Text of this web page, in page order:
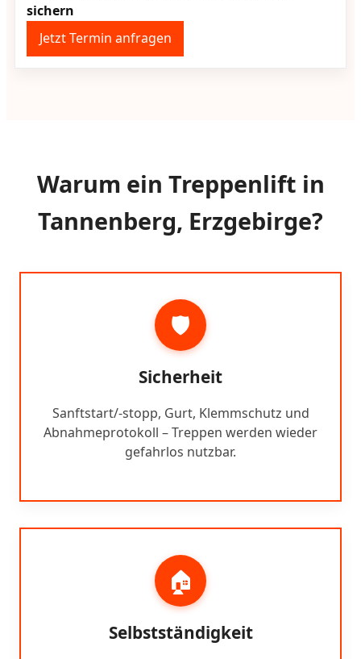
sichern
Jetzt Termin anfragen
Warum ein Treppenlift in
Tannenberg, Erzgebirge?
🛡️
Sicherheit
Sanftstart/-stopp, Gurt, Klemmschutz und
Abnahmeprotokoll – Treppen werden wieder
gefahrlos nutzbar.
🏠
Selbstständigkeit